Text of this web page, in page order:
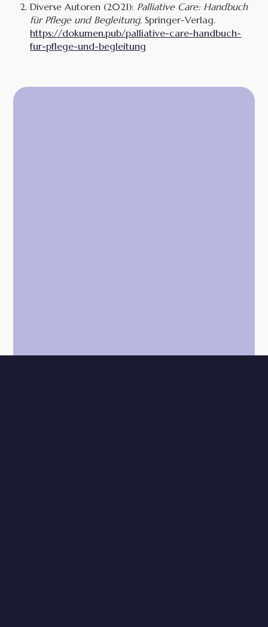
Diverse Autoren (2021): Palliative Care: Handbuch
für Pflege und Begleitung. Springer-Verlag.
https://dokumen.pub/palliative-care-handbuch-
fur-pflege-und-begleitung